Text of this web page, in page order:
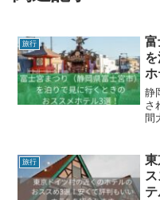
旅行
富
ホ
静
さ
間
め
旅行
東